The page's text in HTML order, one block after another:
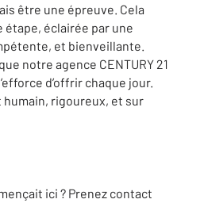
être une épreuve. Cela
éclairée par une
et bienveillante.
notre agence CENTURY 21
d’offrir chaque jour.
humain, rigoureux, et sur
ici ? Prenez contact